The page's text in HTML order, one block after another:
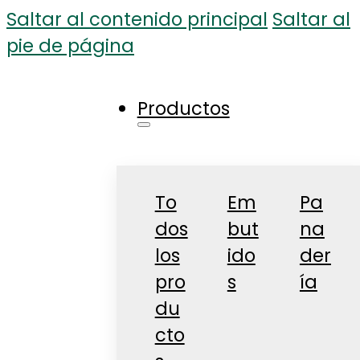
Saltar al contenido principal Saltar al
pie de página
Productos
To
dos
los
pro
du
cto
Em
but
ido
s
Pa
na
der
ía